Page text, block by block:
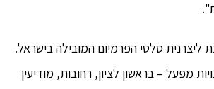
ליצרנית סלטי הפרמיום המובילה בישראל.
מפעילה 4 חנויות מפעל – בראשון לציון, רחובות, מודיעין